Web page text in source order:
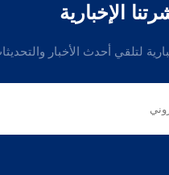
الإخبارية
لتلقي أحدث الأخبار